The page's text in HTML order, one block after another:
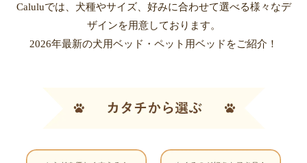
Caluluでは、犬種やサイズ、好みに合わせて選べる様々なデ
ザインを用意しております。
2026年最新の犬用ベッド・ペット用ベッドをご紹介！